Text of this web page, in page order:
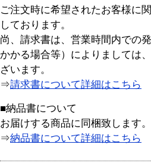
ご注文時に希望されたお客様に
しております。
尚、請求書は、営業時間内での
かかる場合等）によりましては
ざいます。
⇒請求書について詳細はこちら
■納品書について
お届けする商品に同梱致します。
⇒納品書について詳細はこちら